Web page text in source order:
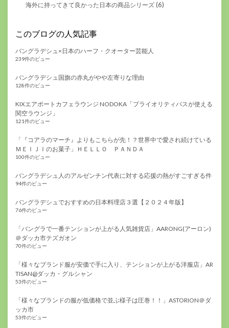
海外に持ってきて良かった日本の商品シリーズ (6)
このブログの人気記事
バングラデシュ×日本のハーフ・クオーター芸能人
239件のビュー
バングラデシュ国旗の赤丸がやや左寄りな理由
128件のビュー
KIXエアポートカフェラウンジ NODOKA「プライオリティパスが使える
関空ラウンジ」
121件のビュー
「『コアラのマーチ』よりもこちらが先！？世界中で愛され続けている
ＭＥＩＪＩのお菓子」ＨＥＬＬＯ ＰＡＮＤＡ
100件のビュー
バングラデシュ人のアルゼンチン代表に対する応援の熱がすごすぎる件
94件のビュー
バングラデシュでおすすめの日本料理店３選【２０２４年版】
76件のビュー
「バングラで一番テンションが上がる人気雑貨店」AARONG(アーロン)
＠ダッカ市テズガオン
70件のビュー
「様々なブランド服が安価で手に入り、テンションが上がる洋服店」AR
TISAN@ダッカ・グルシャン
53件のビュー
「様々なブランドの服が低価格で並ぶ様子は圧巻！！」ASTORION＠ダ
ッカ市
53件のビュー